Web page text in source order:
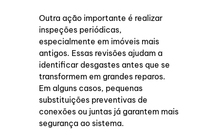
Outra ação importante é realizar
inspeções periódicas,
especialmente em imóveis mais
antigos. Essas revisões ajudam a
identificar desgastes antes que se
transformem em grandes reparos.
Em alguns casos, pequenas
substituições preventivas de
conexões ou juntas já garantem mais
segurança ao sistema.